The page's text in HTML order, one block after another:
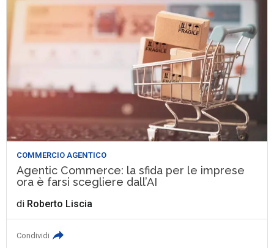
COMMERCIO AGENTICO
Agentic Commerce: la sfida per le imprese
ora è farsi scegliere dall’AI
di Roberto Liscia
Condividi